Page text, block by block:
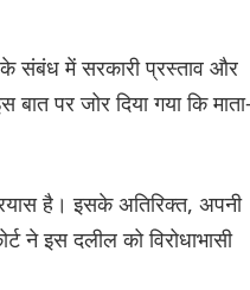
संबंध में सरकारी प्रस्ताव और
पर जोर दिया गया कि
है। इसके अतिरिक्त, अपनी
ने इस दलील को विरोधाभासी